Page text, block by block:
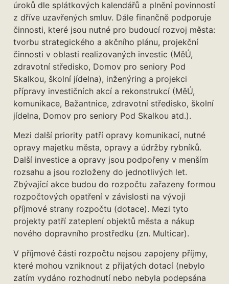
úroků dle splátkových kalendářů a plnění povinností
z dříve uzavřených smluv. Dále finančně podporuje
činnosti, které jsou nutné pro budoucí rozvoj města:
tvorbu strategického a akčního plánu, projekční
činnosti v oblasti realizovaných investic (MěÚ,
zdravotní středisko, Domov pro seniory Pod
Skalkou, školní jídelna), inženýring a projekci
přípravy investičních akcí a rekonstrukcí (MěÚ,
komunikace, Bažantnice, zdravotní středisko, školní
jídelna, Domov pro seniory Pod Skalkou atd.).
Mezi další priority patří opravy komunikací, nutné
opravy majetku města, opravy a údržby rybníků.
Další investice a opravy jsou podpořeny v menším
rozsahu a jsou rozloženy do jednotlivých let.
Zbývající akce budou do rozpočtu zařazeny formou
rozpočtových opatření v závislosti na vývoji
příjmové strany rozpočtu (dotace). Mezi tyto
projekty patří zateplení objektů města a nákup
nového dopravního prostředku (zn. Multicar).
V příjmové části rozpočtu nejsou zapojeny příjmy,
které mohou vzniknout z přijatých dotací (nebylo
zatím vydáno rozhodnutí nebo nebyla podepsána